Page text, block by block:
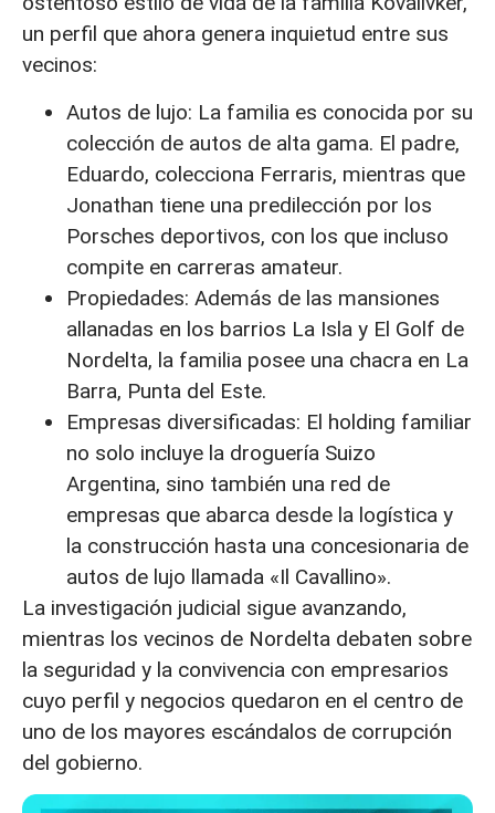
un perfil que ahora genera inquietud entre sus
vecinos:
Autos de lujo: La familia es conocida por su
colección de autos de alta gama. El padre,
Eduardo, colecciona Ferraris, mientras que
Jonathan tiene una predilección por los
Porsches deportivos, con los que incluso
compite en carreras amateur.
Propiedades: Además de las mansiones
allanadas en los barrios La Isla y El Golf de
Nordelta, la familia posee una chacra en La
Barra, Punta del Este.
Empresas diversificadas: El holding familiar
no solo incluye la droguería Suizo
Argentina, sino también una red de
empresas que abarca desde la logística y
la construcción hasta una concesionaria de
autos de lujo llamada «Il Cavallino».
La investigación judicial sigue avanzando,
mientras los vecinos de Nordelta debaten sobre
la seguridad y la convivencia con empresarios
cuyo perfil y negocios quedaron en el centro de
uno de los mayores escándalos de corrupción
del gobierno.